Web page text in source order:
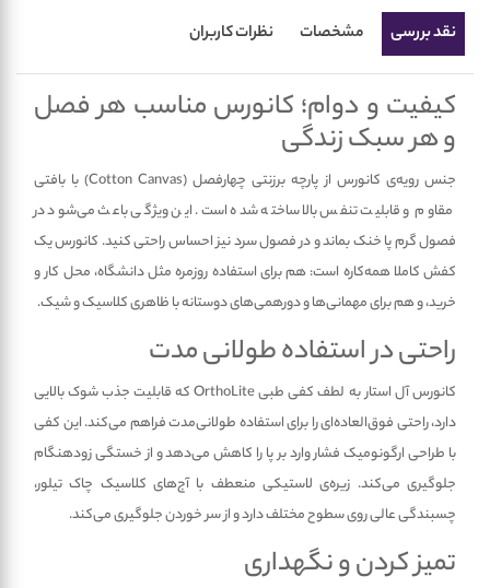
نقد بررسی مشخصات نظرات کاربران
کیفیت و دوام؛ کانورس مناسب هر فصل
و هر سبک زندگی
جنس رویه‌ی کانورس از پارچه برزنتی چهارفصل (Cotton Canvas) با بافتی
مقاوم و قابلیت تنفس بالا ساخته شده است. این ویژگی باعث می‌شود در
فصول گرم پا خنک بماند و در فصول سرد نیز احساس راحتی کنید. کانورس یک
کفش کاملا همه‌کاره است: هم برای استفاده روزمره مثل دانشگاه، محل کار و
خرید، و هم برای مهمانی‌ها و دورهمی‌های دوستانه با ظاهری کلاسیک و شیک.
راحتی در استفاده طولانی مدت
کانورس آل استار به لطف کفی طبی OrthoLite که قابلیت جذب شوک بالایی
دارد، راحتی فوق‌العاده‌ای را برای استفاده طولانی‌مدت فراهم می‌کند. این کفی
با طراحی ارگونومیک فشار وارد بر پا را کاهش می‌دهد و از خستگی زودهنگام
جلوگیری می‌کند. زیره‌ی لاستیکی منعطف با آج‌های کلاسیک چاک تیلور،
چسبندگی عالی روی سطوح مختلف دارد و از سر خوردن جلوگیری می‌کند.
تمیز کردن و نگهداری